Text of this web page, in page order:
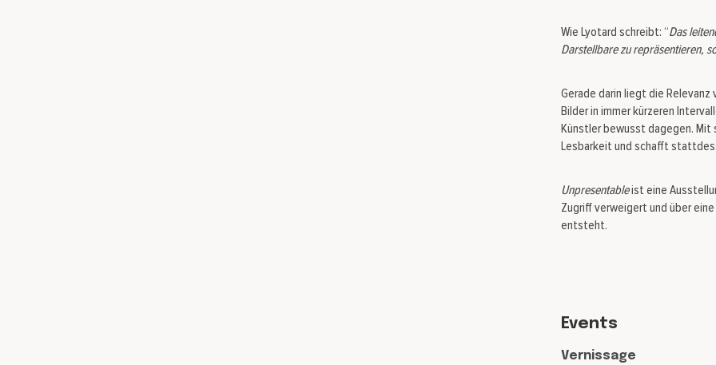
Wie Lyotard schreibt: “Das
Darstellbare zu repräsentieren,
Gerade darin liegt die Relevanz
Bilder in immer kürzeren
Künstler bewusst dagegen.
Lesbarkeit und schafft
Unpresentableist eine
Zugriff verweigert und über
entsteht.
Events
Vernissage